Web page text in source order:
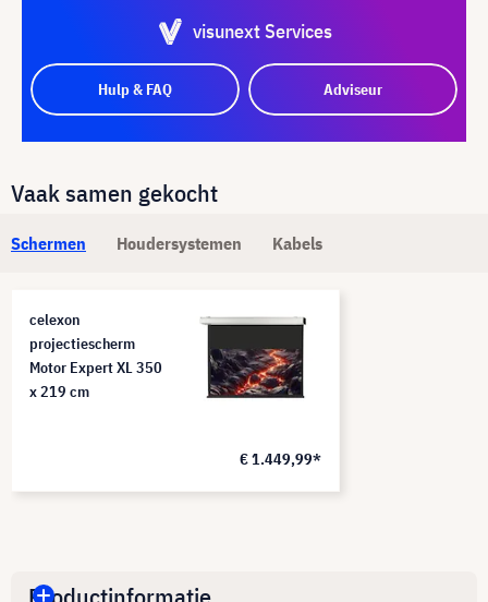
visunext Services
Hulp & FAQ Adviseur
Vaak samen gekocht
Schermen Houdersystemen Kabels
celexon
projectiescherm
Motor Expert XL 350
x 219 cm
€ 1.449,99*